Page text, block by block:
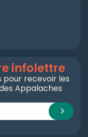
infolettre
pour recevoir les
Appalaches